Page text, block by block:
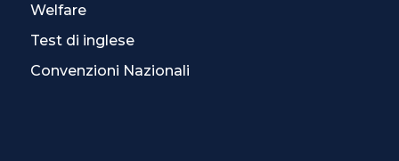
Welfare
Test di inglese
Convenzioni Nazionali